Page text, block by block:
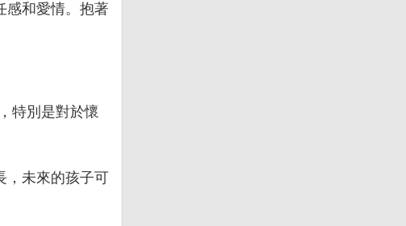
感和愛情。抱著
特別是對於懷
，未來的孩子可